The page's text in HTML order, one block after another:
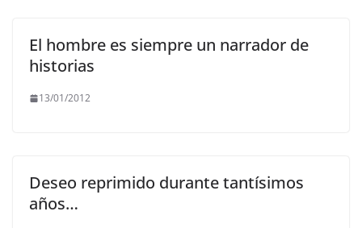
El hombre es siempre un narrador de
historias
13/01/2012
Deseo reprimido durante tantísimos
años…